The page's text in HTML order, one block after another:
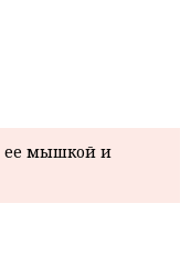
ее мышкой и